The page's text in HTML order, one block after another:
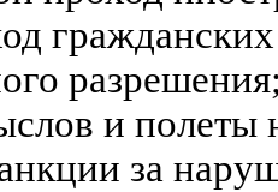
и полеты
за